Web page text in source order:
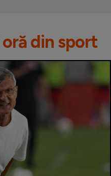
din sport